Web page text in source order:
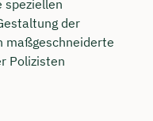
speziellen
der
maßgeschneiderte
Polizisten
mit
🤝